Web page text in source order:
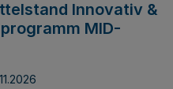
Innovativ &
MID-